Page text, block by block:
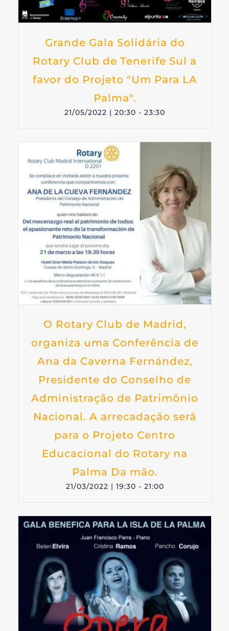
Grande Gala Solidária do
Rotary Club de Tenerife Sul a
favor do Projeto "Um Para LA
Palma".
21/05/2022 | 20:30 - 23:30
O Rotary Club de Madrid,
organiza uma Conferência de
Ana da Caverna Fernández,
Presidente do Conselho de
Administração de Patrimônio
Nacional. A arrecadação será
para o Projeto Centro
Educacional do Rotary na
Palma Da mão.
21/03/2022 | 19:30 - 21:00